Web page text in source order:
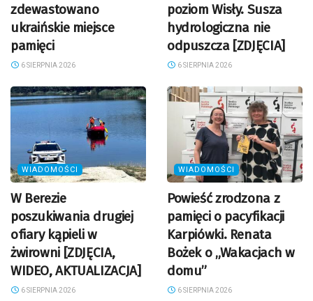
zdewastowano
ukraińskie miejsce
pamięci
6 SIERPNIA 2026
poziom Wisły. Susza
hydrologiczna nie
odpuszcza [ZDJĘCIA]
6 SIERPNIA 2026
WIADOMOŚCI
W Berezie
poszukiwania drugiej
ofiary kąpieli w
żwirowni [ZDJĘCIA,
WIDEO, AKTUALIZACJA]
6 SIERPNIA 2026
WIADOMOŚCI
Powieść zrodzona z
pamięci o pacyfikacji
Karpiówki. Renata
Bożek o „Wakacjach w
domu”
6 SIERPNIA 2026